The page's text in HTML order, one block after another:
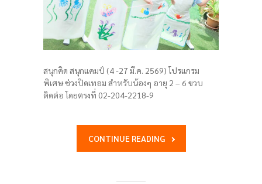
สนุกคิด สนุกแคมป์ (4 -27 มี.ค. 2569) โปรแกรม
พิเศษ ช่วงปิดเทอม สำหรับน้องๆ อายุ 2 – 6 ขวบ
ติดต่อ โดยตรงที่ 02-204-2218-9
CONTINUE READING